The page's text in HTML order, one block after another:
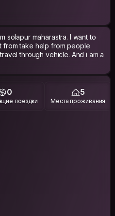
solapur maharastra. I want to
from take help from people
through vehicle. And i am a
0
поездки
5
Места проживания